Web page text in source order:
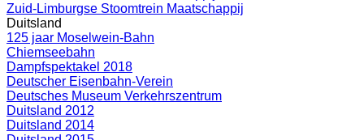
Zuid-Limburgse Stoomtrein Maatschappij
Duitsland
125 jaar Moselwein-Bahn
Chiemseebahn
Dampfspektakel 2018
Deutscher Eisenbahn-Verein
Deutsches Museum Verkehrszentrum
Duitsland 2012
Duitsland 2014